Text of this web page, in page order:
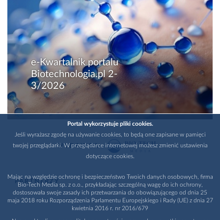
e-Kwartalnik portalu
Biotechnologia.pl 2-
3/2026
WYDAWCA
PARTNERZY
Portal wykorzystuje pliki cookies.
Jeśli wyrażasz zgodę na używanie cookies, to będą one zapisane w pamięci
twojej przeglądarki. W przeglądarce internetowej możesz zmienić ustawienia
dotyczące cookies.
Mając na względzie ochronę i bezpieczeństwo Twoich danych osobowych, firma
Bio-Tech Media sp. z o.o., przykładając szczególną wagę do ich ochrony,
dostosowała swoje zasady ich przetwarzania do obowiązującego od dnia 25
maja 2018 roku Rozporządzenia Parlamentu Europejskiego i Rady (UE) z dnia 27
kwietnia 2016 r. nr 2016/679